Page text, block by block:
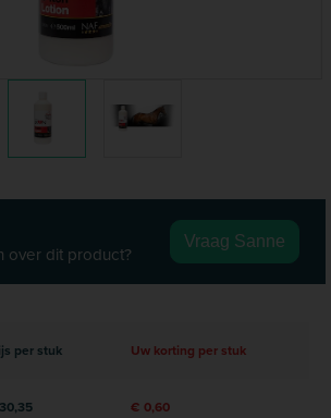
over dit product?
Vraag Sanne
per stuk Uw korting per stuk
€ 0,60